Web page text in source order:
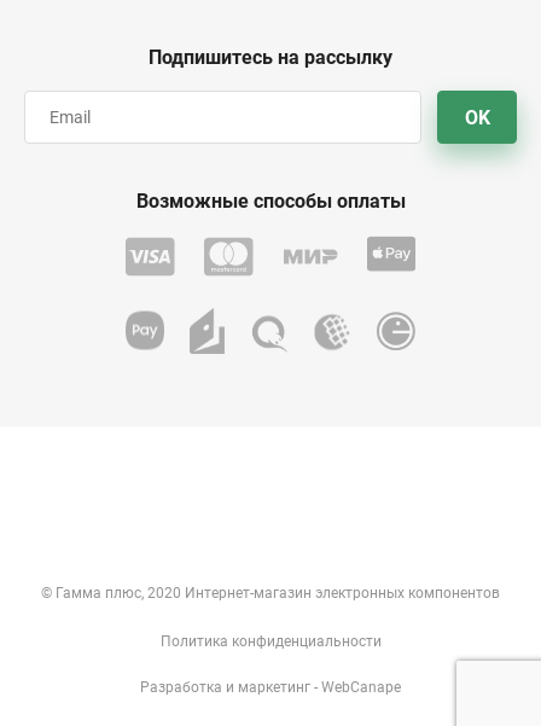
Подпишитесь на рассылку
OK
Возможные способы оплаты
© Гамма плюс, 2020 Интернет-магазин электронных компонентов
Политика конфиденциальности
Разработка и маркетинг - WebCanape